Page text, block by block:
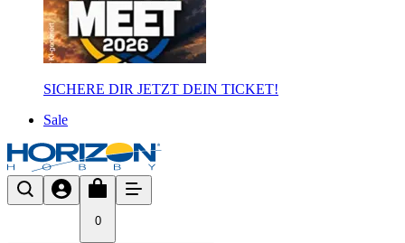
SICHERE DIR JETZT DEIN TICKET!
Sale
0